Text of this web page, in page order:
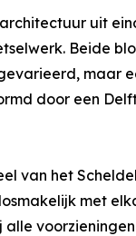
uit
Beide
maar
door een
van het
met